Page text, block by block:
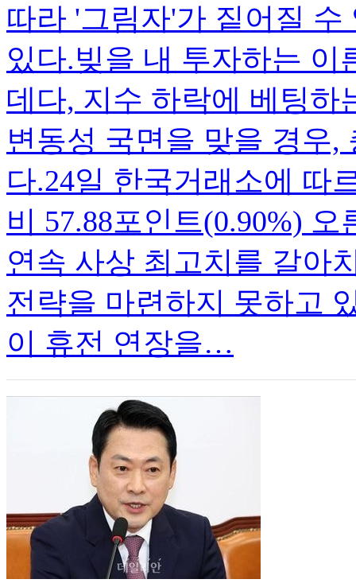
따라 '그림자'가 짙어질
있다.빚을 내 투자하는 이
데다, 지수 하락에 베팅하
변동성 국면을 맞을 경우,
다.24일 한국거래소에 따
비 57.88포인트(0.90%)
연속 사상 최고치를 갈아
전략을 마련하지 못하고
이 휴전 연장을…